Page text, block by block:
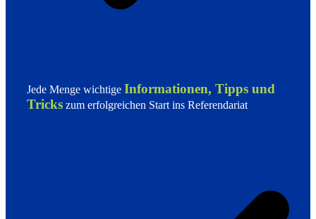
Jede Menge wichtige Informationen, Tipps und
Tricks zum erfolgreichen Start ins Referendariat